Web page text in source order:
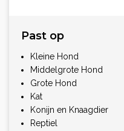
Past op
Kleine Hond
Middelgrote Hond
Grote Hond
Kat
Konijn en Knaagdier
Reptiel